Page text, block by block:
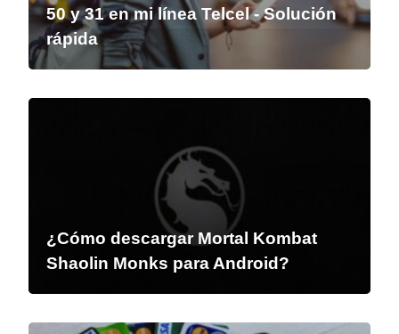
50 y 31 en mi línea Telcel - Solución
rápida
¿Cómo descargar Mortal Kombat
Shaolin Monks para Android?